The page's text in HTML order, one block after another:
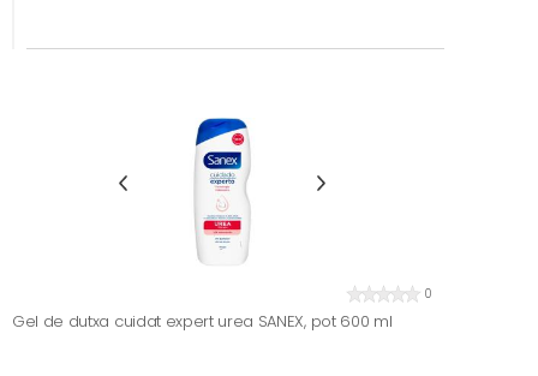
0
Gel de dutxa cuidat expert urea SANEX, pot 600 ml